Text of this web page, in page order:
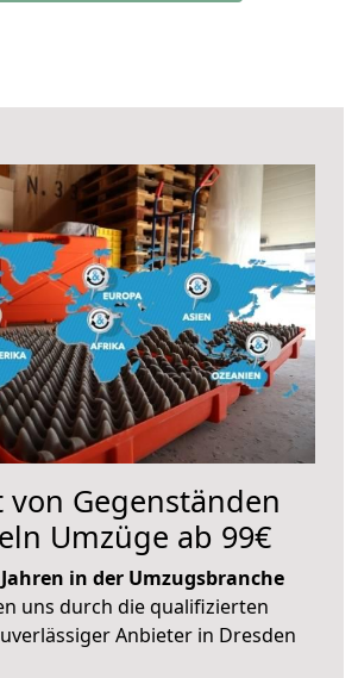
von Gegenständen
Umzüge ab 99€
in der Umzugsbranche
uns durch die qualifizierten
Anbieter in Dresden